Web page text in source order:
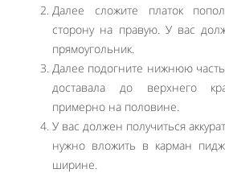
Далее сложите платок
сторону на правую. У вас
прямоугольник.
Далее подогните нижнюю
доставала до верхнего
примерно на половине.
У вас должен получиться
нужно вложить в карман
ширине.